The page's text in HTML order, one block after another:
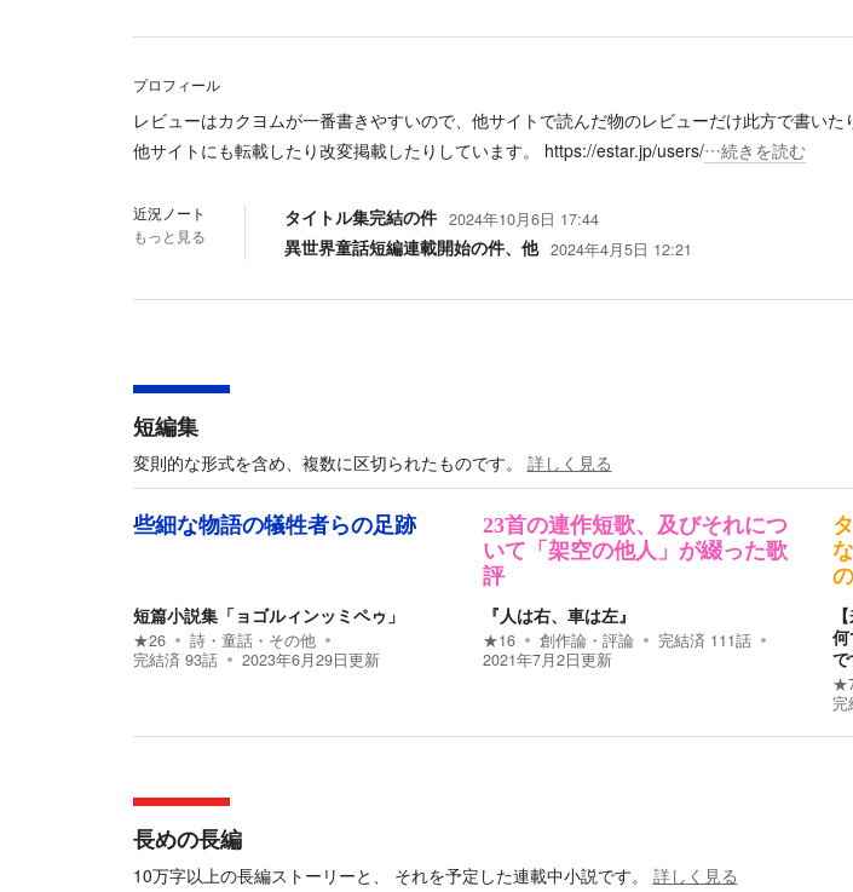
プロフィール
レビューはカクヨムが一番書きやすいので、他サイトで読んだ物のレビューだけ此方で書いた
他サイトにも転載したり改変掲載したりしています。 https://estar.jp/users/…続きを読む
近況ノート
もっと見る
タイトル集完結の件 2024年10月6日 17:44
異世界童話短編連載開始の件、他 2024年4月5日 12:21
短編集
変則的な形式を含め、複数に区切られたものです。 詳しく見る
些細な物語の犠牲者らの足跡
短篇小説集「ョゴルィンッミペゥ」
★26
詩・童話・その他
完結済 93話 2023年6月29日更新
23首の連作短歌、及びそれにつ
いて「架空の他人」が綴った歌
評
『人は右、車は左』
★16 創作論・評論 完結済 111話
2021年7月2日更新
★
完
長めの長編
10万字以上の長編ストーリーと、 それを予定した連載中小説です。 詳しく見る